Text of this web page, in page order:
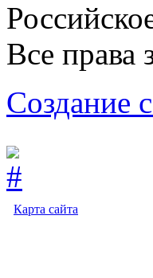
Все
Создание
Карта сайта